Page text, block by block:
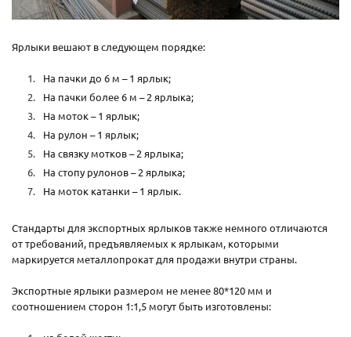
Ярлыки вешают в следующем порядке:
На пачки до 6 м – 1 ярлык;
На пачки более 6 м – 2 ярлыка;
На моток – 1 ярлык;
На рулон – 1 ярлык;
На связку мотков – 2 ярлыка;
На стопу рулонов – 2 ярлыка;
На моток катанки – 1 ярлык.
Стандарты для экспортных ярлыков также немного отличаются
от требований, предъявляемых к ярлыкам, которыми
маркируется металлопрокат для продажи внутри страны.
Экспортные ярлыки размером не менее 80*120 мм и
соотношением сторон 1:1,5 могут быть изготовлены: